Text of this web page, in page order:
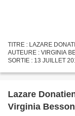
TITRE : LAZARE
AUTEURE : VIRGINIA
SORTIE : 13 JUILLET
Lazare
Virginia